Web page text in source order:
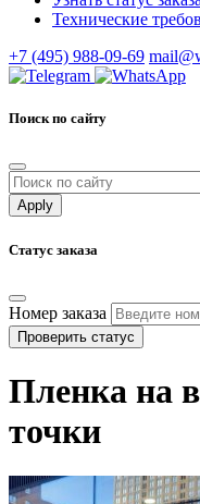
Технические
+7 (495) 988-09-69
Поиск по сайту
Статус заказа
Номер заказа
Проверить статус
Пленка на
точки